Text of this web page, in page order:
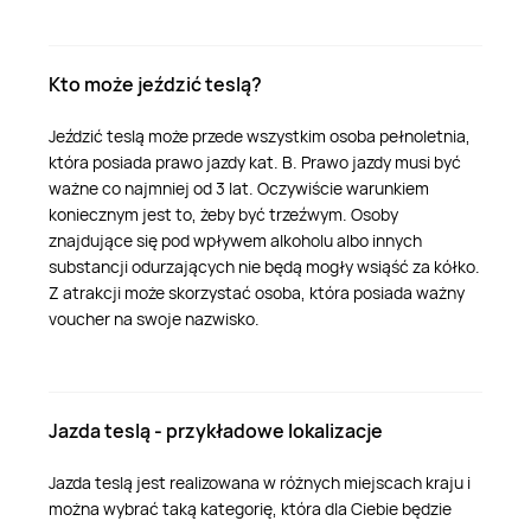
Kto może jeździć teslą?
Jeździć teslą może przede wszystkim osoba pełnoletnia,
która posiada prawo jazdy kat. B. Prawo jazdy musi być
ważne co najmniej od 3 lat. Oczywiście warunkiem
koniecznym jest to, żeby być trzeźwym. Osoby
znajdujące się pod wpływem alkoholu albo innych
substancji odurzających nie będą mogły wsiąść za kółko.
Z atrakcji może skorzystać osoba, która posiada ważny
voucher na swoje nazwisko.
Jazda teslą - przykładowe lokalizacje
Jazda teslą jest realizowana w różnych miejscach kraju i
można wybrać taką kategorię, która dla Ciebie będzie